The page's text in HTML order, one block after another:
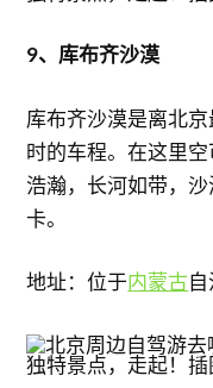
9、库布齐沙漠
库布齐沙漠是离北
时的车程。在这里
浩瀚，长河如带，
卡。
地址：位于内蒙古